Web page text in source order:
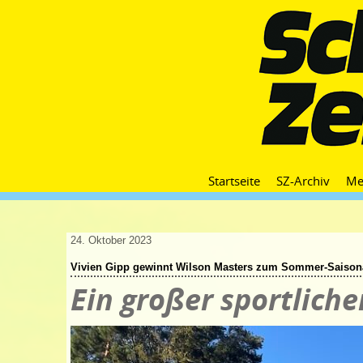
Startseite SZ-Archiv
24. Oktober 2023
Vivien Gipp gewinnt Wilson Masters zum Sommer-
Ein großer